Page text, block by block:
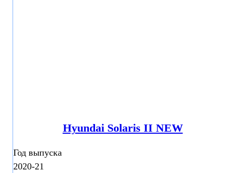
Hyundai Solaris II NEW
Год выпуска
2020-21